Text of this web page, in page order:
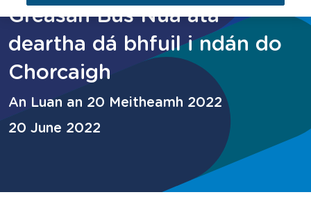
Gréasán Bus Nua atá
deartha dá bhfuil i ndán do
Chorcaigh
An Luan an 20 Meitheamh 2022
20 June 2022